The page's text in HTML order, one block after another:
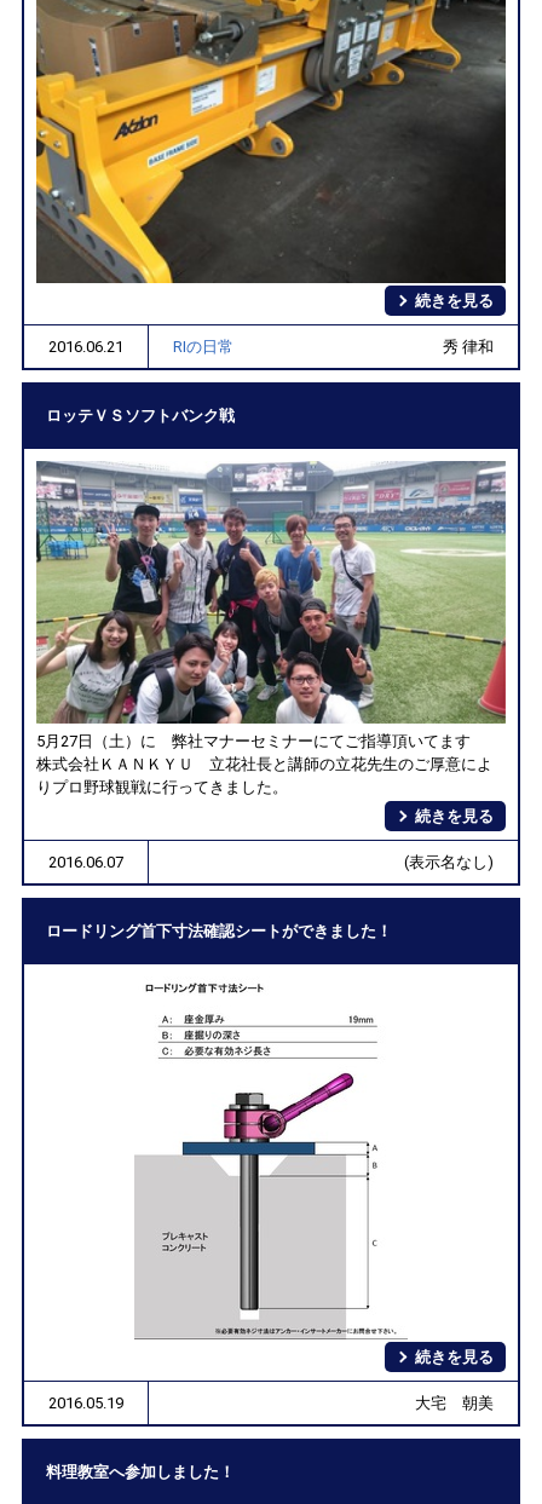
続きを見る
2016.06.21 RIの日常 秀 律和
ロッテＶＳソフトバンク戦
5月27日（土）に 弊社マナーセミナーにてご指導頂いてます
株式会社ＫＡＮＫＹＵ 立花社長と講師の立花先生のご厚意によ
りプロ野球観戦に行ってきました。
続きを見る
2016.06.07 (表示名なし)
ロードリング首下寸法確認シートができました！
続きを見る
2016.05.19 大宅 朝美
料理教室へ参加しました！